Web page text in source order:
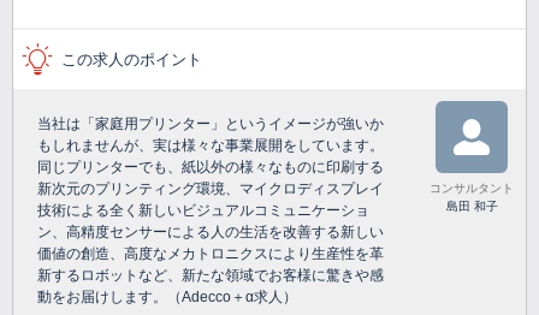
この求人のポイント
当社は「家庭用プリンター」というイメージが強いか
もしれませんが、実は様々な事業展開をしています。
同じプリンターでも、紙以外の様々なものに印刷する
新次元のプリンティング環境、マイクロディスプレイ
技術による全く新しいビジュアルコミュニケーショ
ン、高精度センサーによる人の生活を改善する新しい
価値の創造、高度なメカトロニクスにより生産性を革
新するロボットなど、新たな領域でお客様に驚きや感
動をお届けします。（Adecco＋α求人）
コンサルタント
島田 和子